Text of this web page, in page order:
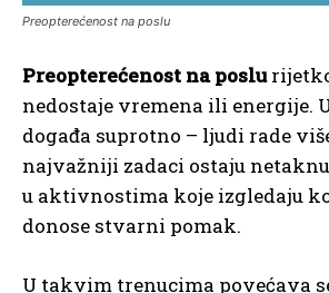
Preopterećenost na poslu
Preopterećenost na poslu
nedostaje vremena ili energije.
događa suprotno – ljudi rade
najvažniji zadaci ostaju
u aktivnostima koje izgledaju
donose stvarni pomak.
U takvim trenucima povećava